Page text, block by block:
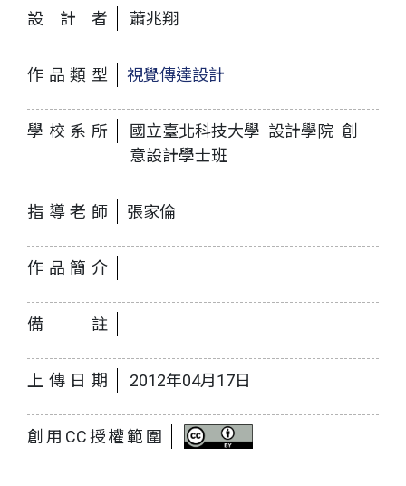
設計者 蕭兆翔
作品類型 視覺傳達設計
學校系所
國立臺北科技大學 設計學院 創
意設計學士班
指導老師 張家倫
作品簡介
備註
上傳日期 2012年04月17日
創用CC授權範圍